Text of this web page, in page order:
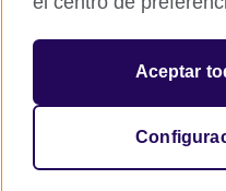
© 2026 British Council
The United Kingdom’s
Aceptar